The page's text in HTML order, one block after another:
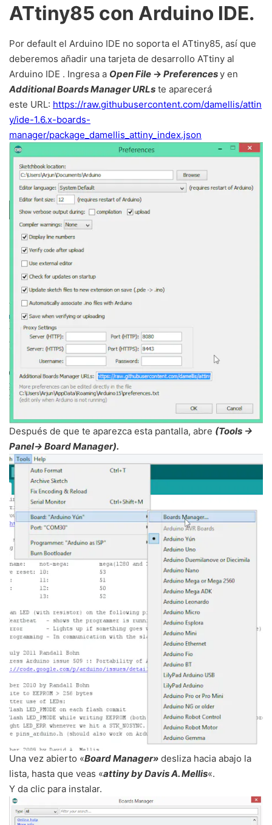
ATtiny85 con Arduino IDE.
Por default el Arduino IDE no soporta el ATtiny85, así que
deberemos añadir una tarjeta de desarrollo ATtiny al
Arduino IDE . Ingresa a Open File -> Preferencesy en
Additional Boards Manager URLs te aparecerá
este URL: https://raw.githubusercontent.com/damellis/attin
y/ide-1.6.x-boards-
manager/package_damellis_attiny_index.json
Después de que te aparezca esta pantalla, abre (Tools ->
Panel-> Board Manager).
Una vez abierto «Board Manager» desliza hacia abajo la
lista, hasta que veas «attiny by Davis A. Mellis«.
Y da clic para instalar.